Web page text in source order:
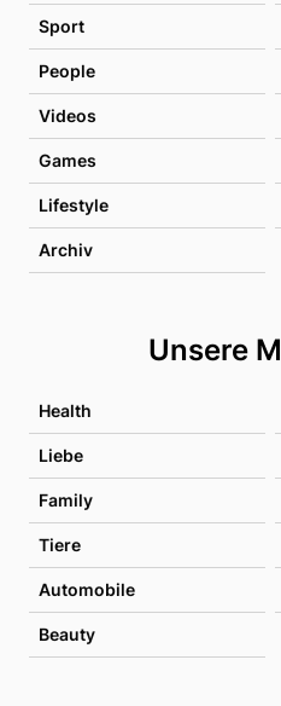
Sport
People
Videos
Games
Lifestyle
Archiv
Unsere
Health
Liebe
Family
Tiere
Automobile
Beauty